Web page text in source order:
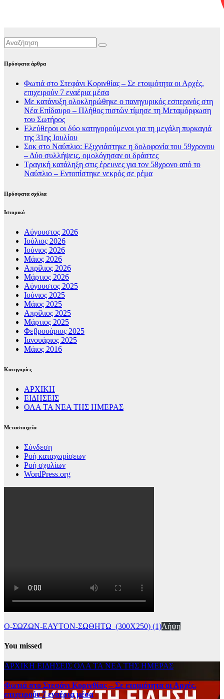
Πρόσφατα άρθρα
Φωτιά στο Στεφάνι Κορινθίας – Σε ετοιμότητα οι Αρχές,
επιχειρούν 7 εναέρια μέσα
Με κατάνυξη ολοκληρώθηκε ο πανηγυρικός εσπερινός στη
Νέα Επίδαυρο – Πλήθος πιστών τίμησε τη Μεταμόρφωση
του Σωτήρος
Ελεύθεροι οι δύο κατηγορούμενοι για τη μεγάλη πυρκαγιά
της 31ης Ιουλίου
Σοκ στο Ναύπλιο: Εξιχνιάστηκε η δολοφονία του 59χρονου
– Δύο συλλήψεις, ομολόγησαν οι δράστες
Τραγική κατάληξη στις έρευνες για τον 58χρονο από το
Ναύπλιο – Εντοπίστηκε νεκρός σε ρέμα
Πρόσφατα σχόλια
Ιστορικό
Αύγουστος 2026
Ιούλιος 2026
Ιούνιος 2026
Μάιος 2026
Απρίλιος 2026
Μάρτιος 2026
Αύγουστος 2025
Ιούνιος 2025
Μάιος 2025
Απρίλιος 2025
Μάρτιος 2025
Φεβρουάριος 2025
Ιανουάριος 2025
Μάιος 2016
Kατηγορίες
ΑΡΧΙΚΗ
ΕΙΔΗΣΕΙΣ
ΟΛΑ ΤΑ ΝΕΑ ΤΗΣ ΗΜΕΡΑΣ
Μεταστοιχεία
Σύνδεση
Ροή καταχωρίσεων
Ροή σχολίων
WordPress.org
Ο-ΣΩΖΩΝ-ΕΑΥΤΟΝ-ΣΩΘΗΤΩ_(300Χ250) (1)Λήψη
You missed
ΑΡΧΙΚΗ ΕΙΔΗΣΕΙΣ ΟΛΑ ΤΑ ΝΕΑ ΤΗΣ ΗΜΕΡΑΣ
Φωτιά στο Στεφάνι Κορινθίας – Σε ετοιμότητα οι Αρχές,
επιχειρούν 7 εναέρια μέσα